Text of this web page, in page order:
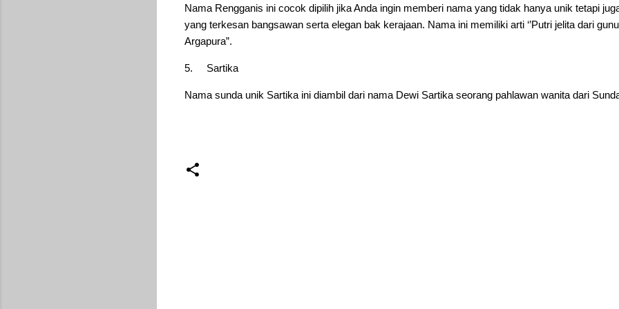
Nama Rengganis ini cocok dipilih jika Anda ingin memberi nama yang tidak hanya unik tetapi
yang terkesan bangsawan serta elegan bak kerajaan. Nama ini memiliki arti ‘’Putri jelita dari
Argapura”.
5. Sartika
Nama sunda unik Sartika ini diambil dari nama Dewi Sartika seorang pahlawan wanita dari